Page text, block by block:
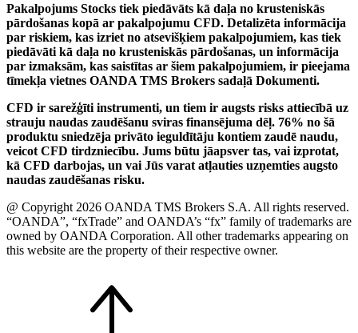
Pakalpojums Stocks tiek piedāvāts kā daļa no krusteniskās
pārdošanas kopā ar pakalpojumu CFD. Detalizēta informācija
par riskiem, kas izriet no atsevišķiem pakalpojumiem, kas tiek
piedāvāti kā daļa no krusteniskās pārdošanas, un informācija
par izmaksām, kas saistītas ar šiem pakalpojumiem, ir pieejama
tīmekļa vietnes OANDA TMS Brokers sadaļā Dokumenti.
CFD ir sarežģīti instrumenti, un tiem ir augsts risks attiecībā uz
strauju naudas zaudēšanu sviras finansējuma dēļ. 76% no šā
produktu sniedzēja privāto ieguldītāju kontiem zaudē naudu,
veicot CFD tirdzniecību. Jums būtu jāapsver tas, vai izprotat,
kā CFD darbojas, un vai Jūs varat atļauties uzņemties augsto
naudas zaudēšanas risku.
@ Copyright 2026 OANDA TMS Brokers S.A. All rights reserved.
“OANDA”, “fxTrade” and OANDA’s “fx” family of trademarks are
owned by OANDA Corporation. All other trademarks appearing on
this website are the property of their respective owner.